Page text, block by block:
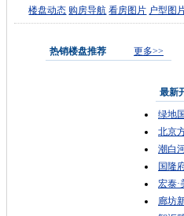
楼盘动态 购房导航 看房图片 户型图
热销楼盘推荐 更多>>
最新
绿地
北京
潮白
国隆
宏泰·
廊坊